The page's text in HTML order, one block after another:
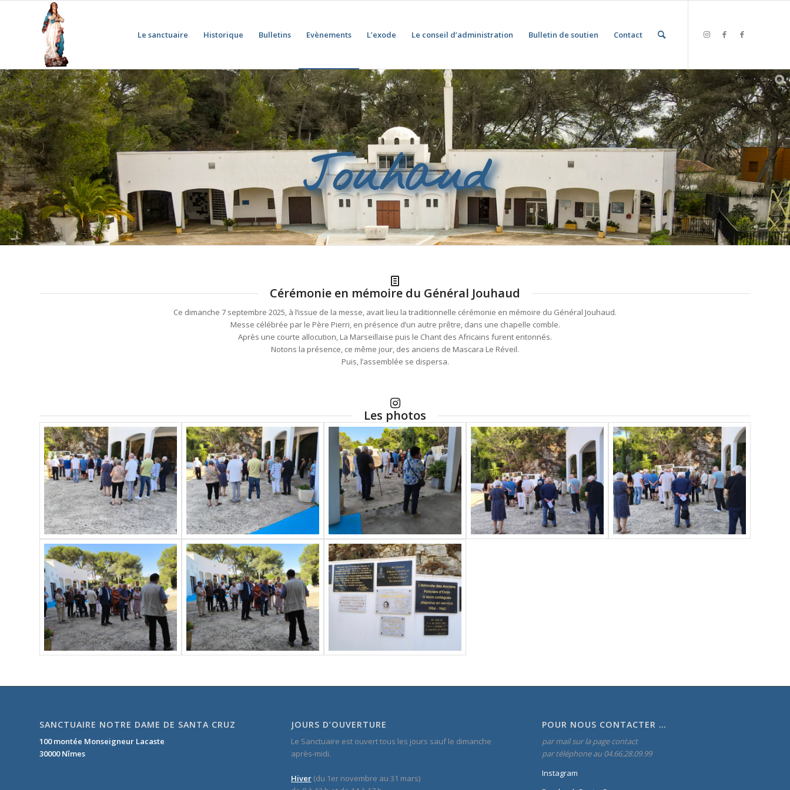
Le sanctuaire Historique Bulletins Evènements L’exode Le conseil d’administration Bulletin de soutien Contact
Jouhaud
Cérémonie en mémoire du Général Jouhaud
Ce dimanche 7 septembre 2025, à l’issue de la messe, avait lieu la traditionnelle cérémonie en mémoire du Général Jouhaud.
Messe célébrée par le Père Pierri, en présence d’un autre prêtre, dans une chapelle comble.
Après une courte allocution, La Marseillaise puis le Chant des Africains furent entonnés.
Notons la présence, ce même jour, des anciens de Mascara Le Réveil.
Puis, l’assemblée se dispersa.
Les photos
SANCTUAIRE NOTRE DAME DE SANTA CRUZ
100 montée Monseigneur Lacaste
30000 Nîmes
JOURS D’OUVERTURE
Le Sanctuaire est ouvert tous les jours sauf le dimanche
après-midi.
Hiver(du 1er novembre au 31 mars)
POUR NOUS CONTACTER …
par mail sur la page contact
par téléphone au 04.66.28.09.99
Instagram